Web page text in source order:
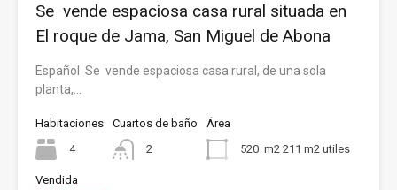
Se vende espaciosa casa rural situada en
El roque de Jama, San Miguel de Abona
Español Se vende espaciosa casa rural, de una sola
planta,…
Habitaciones
4
Cuartos de baño
2
Área
520 m2 211 m2 utiles
Vendida